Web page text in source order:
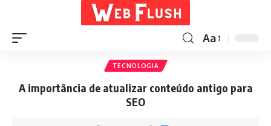
Aa
TECNOLOGIA
A importância de atualizar conteúdo antigo para
SEO